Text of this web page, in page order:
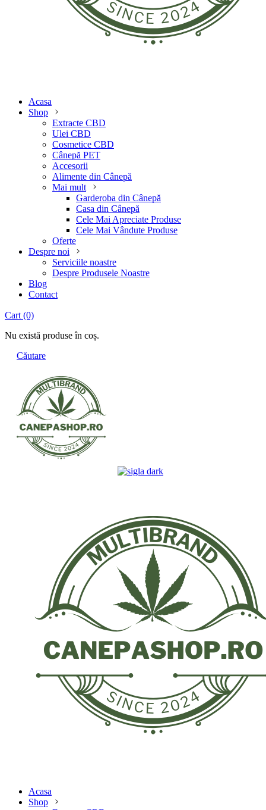
Acasa
Shop
Extracte CBD
Ulei CBD
Cosmetice CBD
Cânepă PET
Accesorii
Alimente din Cânepă
Mai mult
Garderoba din Cânepă
Casa din Cânepă
Cele Mai Apreciate Produse
Cele Mai Vândute Produse
Oferte
Despre noi
Serviciile noastre
Despre Produsele Noastre
Blog
Contact
Cart (0)
Nu există produse în coș.
Căutare
Acasa
Shop